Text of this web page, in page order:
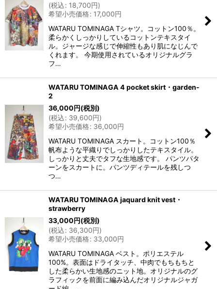
(税込: 18,700円)
希望小売価格: 17,000円
WATARU TOMINAGA Tシャツ。コットン100％。
柔らかくしっかりしているコットンテキスタイ
ル。ジャージな感じで伸縮性もあり肌になじんで
くれます。 今期使用されているオリジナルグラ
フ…
WATARU TOMINAGA 4 pocket skirt・garden-
2
36,000円(税別)
(税込: 39,600円)
希望小売価格: 36,000円
WATARU TOMINAGA スカート。コットン100％
帆布ような平織りでしっかりしたテキスタイル。
しっかりと丈夫でタフな生地感です。 パンツパタ
ーンをスカートに。パンツディテールを残しつ
つ…
WATARU TOMINAGA jaquard knit vest・
strawberry
33,000円(税別)
(税込: 36,300円)
希望小売価格: 33,000円
WATARU TOMINAGA ベスト。ポリエステル
100%。表面はドライタッチ、中肉でもちもちと
した柔らかい生地感のニット地。オリジナルのグ
ラフィックを前面に編み込んだオリジナルジャガ